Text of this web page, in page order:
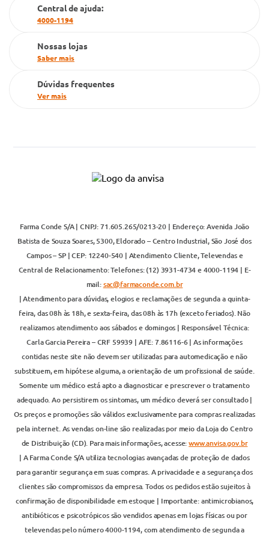
Cartão Grupo Conde
Televendas
Central de ajuda:
4000-1194
Nossas lojas
Saber mais
Dúvidas frequentes
Ver mais
Farma Conde S/A | CNPJ: 71.605.265/0213-20 | Endereço: Avenida João
Batista de Souza Soares, 5300, Eldorado – Centro Industrial, São José dos
Campos – SP | CEP: 12240-540 | Atendimento Cliente, Televendas e
Central de Relacionamento: Telefones: (12) 3931-4734 e 4000-1194 | E-
mail:sac@farmaconde.com.br
| Atendimento para dúvidas, elogios e reclamações de segunda a quinta-
feira, das 08h às 18h, e sexta-feira, das 08h às 17h (exceto feriados). Não
realizamos atendimento aos sábados e domingos | Responsável Técnica:
Carla Garcia Pereira – CRF 59939 | AFE: 7.86116-6 | As informações
contidas neste site não devem ser utilizadas para automedicação e não
substituem, em hipótese alguma, a orientação de um profissional de saúde.
Somente um médico está apto a diagnosticar e prescrever o tratamento
adequado. Ao persistirem os sintomas, um médico deverá ser consultado |
Os preços e promoções são válidos exclusivamente para compras realizadas
pela internet. As vendas on-line são realizadas por meio da Loja do Centro
de Distribuição (CD). Para mais informações, acesse:www.anvisa.gov.br
| A Farma Conde S/A utiliza tecnologias avançadas de proteção de dados
para garantir segurança em suas compras. A privacidade e a segurança dos
clientes são compromissos da empresa. Todos os pedidos estão sujeitos à
confirmação de disponibilidade em estoque | Importante: antimicrobianos,
antibióticos e psicotrópicos são vendidos apenas em lojas físicas ou por
televendas pelo número 4000-1194, com atendimento de segunda a